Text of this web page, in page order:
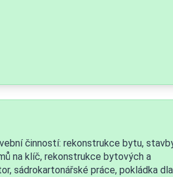
činností: rekonstrukce bytu,
na klíč, rekonstrukce bytových a
sádrokartonářské práce, pokládka